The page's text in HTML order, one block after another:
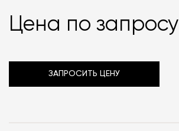
Цена по запросу
ЗАПРОСИТЬ ЦЕНУ